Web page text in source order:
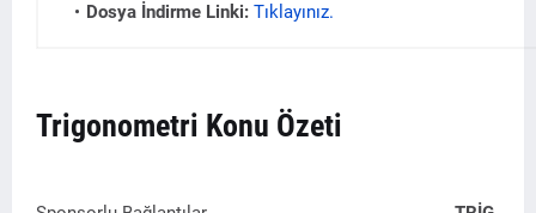
Dosya İndirme Linki: Tıklayınız.
Trigonometri Konu Özeti